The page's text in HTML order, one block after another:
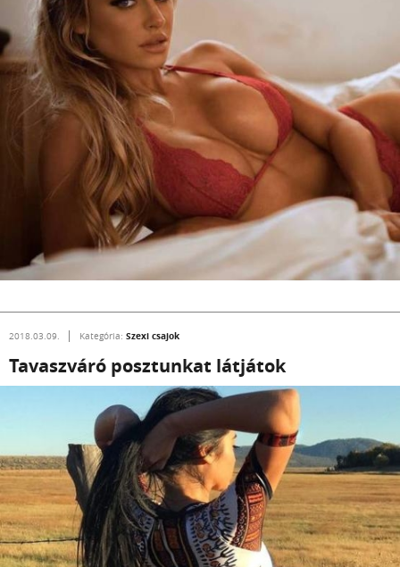
2018.03.09. Kategória: Szexi csajok
Tavaszváró posztunkat látjátok